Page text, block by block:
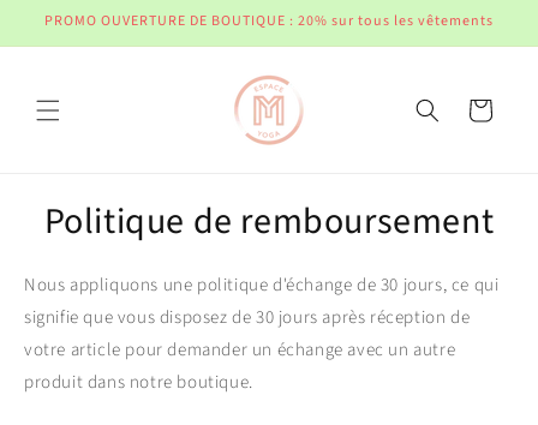
passer
au
PROMO OUVERTURE DE BOUTIQUE : 20% sur tous les vêtements
Panier
Politique de remboursement
Nous appliquons une politique d'échange de 30 jours, ce qui
signifie que vous disposez de 30 jours après réception de
votre article pour demander un échange avec un autre
produit dans notre boutique.